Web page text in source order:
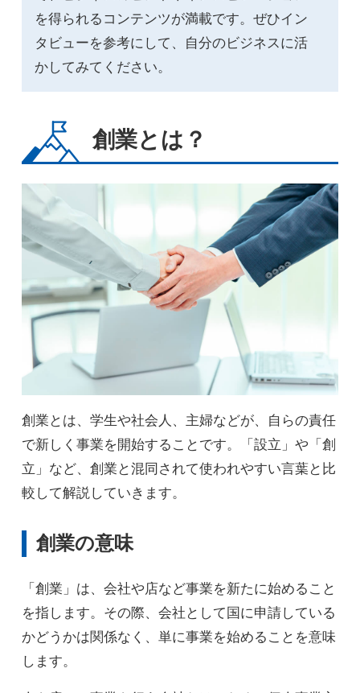
を得られるコンテンツが満載です。ぜひイン
タビューを参考にして、自分のビジネスに活
かしてみてください。
創業とは？
創業とは、学生や社会人、主婦などが、自らの責任
で新しく事業を開始することです。「設立」や「創
立」など、創業と混同されて使われやすい言葉と比
較して解説していきます。
創業の意味
「創業」は、会社や店など事業を新たに始めること
を指します。その際、会社として国に申請している
かどうかは関係なく、単に事業を始めることを意味
します。